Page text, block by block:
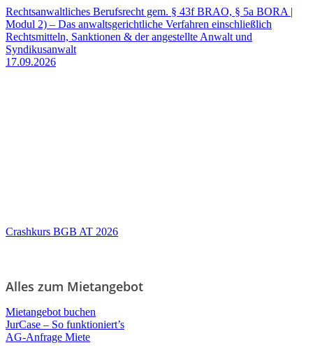
Rechtsanwaltliches Berufsrecht gem. § 43f BRAO, § 5a BORA |
Modul 2) – Das anwaltsgerichtliche Verfahren einschließlich
Rechtsmitteln, Sanktionen & der angestellte Anwalt und
Syndikusanwalt
17.09.2026
Crashkurs BGB AT 2026
Alles zum Mietangebot
Mietangebot buchen
JurCase – So funktioniert’s
AG-Anfrage Miete